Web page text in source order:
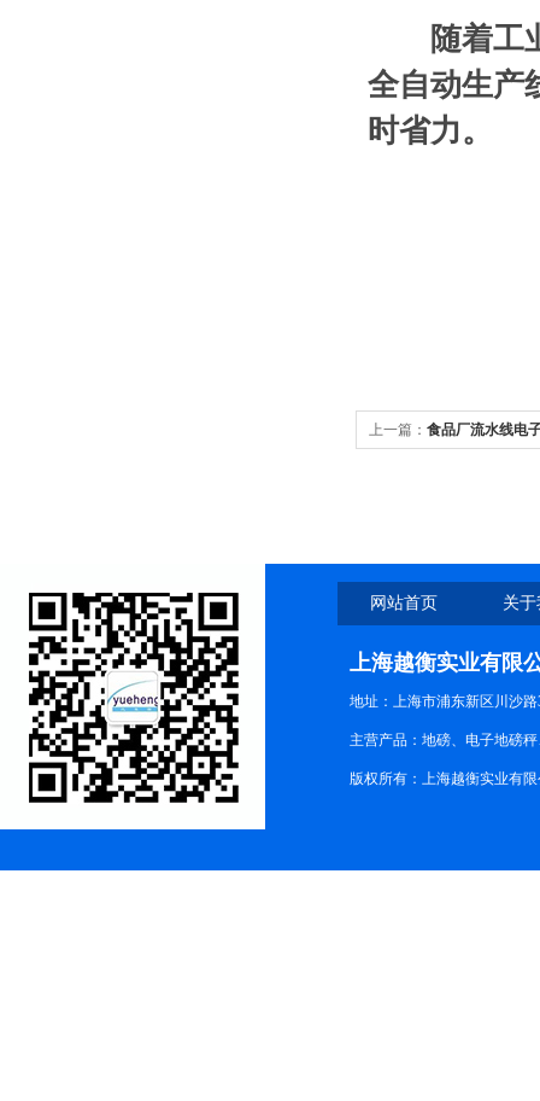
随着工
全自动生产
时省力。
上一篇： 食品厂流水线电
网站首页 关
上海越衡实业有限
地址：上海市浦东新区川沙路
主营产品：地磅、电子地磅
版权所有：上海越衡实业有